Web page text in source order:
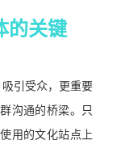
的关键
引受众，更重要
沟通的桥梁。只
用的文化站点上